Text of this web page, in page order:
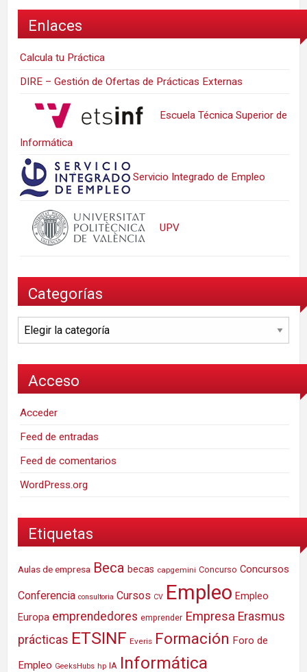
Enlaces
Calcula tu Práctica
DIRE – Gestión de Ofertas de Prácticas Externas
Escuela Técnica Superior de
Informática
Servicio Integrado de Empleo
UPV
Categorías
Categorías
Acceso
Acceder
Feed de entradas
Feed de comentarios
WordPress.org
Etiquetas
Aulas de empresa Beca becas capgemini Concurso Concursos
Conferencia consultoria Cursos CV Empleo Empleo
Europa emprendedores emprender Empresa Erasmus
prácticas ETSINF Everis Formación Foro de
Empleo GeeksHubs hp IA Informática